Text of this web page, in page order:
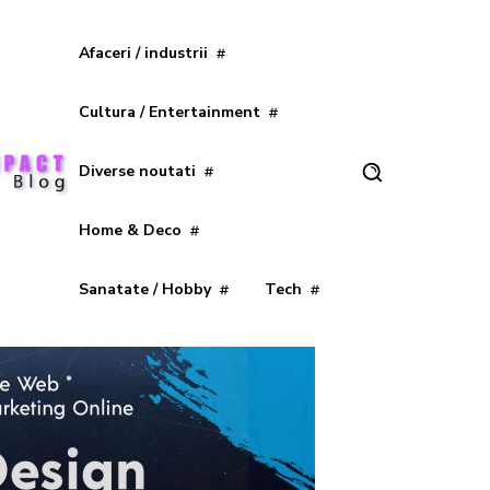
Afaceri / industrii
Cultura / Entertainment
Diverse noutati
Home & Deco
Sanatate / Hobby Tech